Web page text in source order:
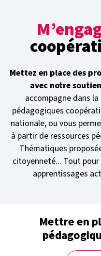
Mettez en place des
avec notre
accompagne dans
pédagogiques
nationale, ou vous
à partir de ressources
Thématiques
citoyenneté... Tout
apprentissages
Mettre en